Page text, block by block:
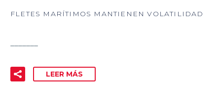
FLETES MARÍTIMOS MANTIENEN VOLATILIDAD
LEER MÁS